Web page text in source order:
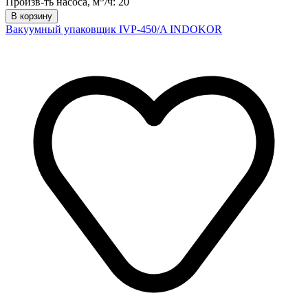
В корзину
Вакуумный упаковщик IVP-450/A INDOKOR